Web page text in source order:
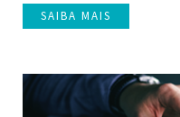
SAIBA MAIS